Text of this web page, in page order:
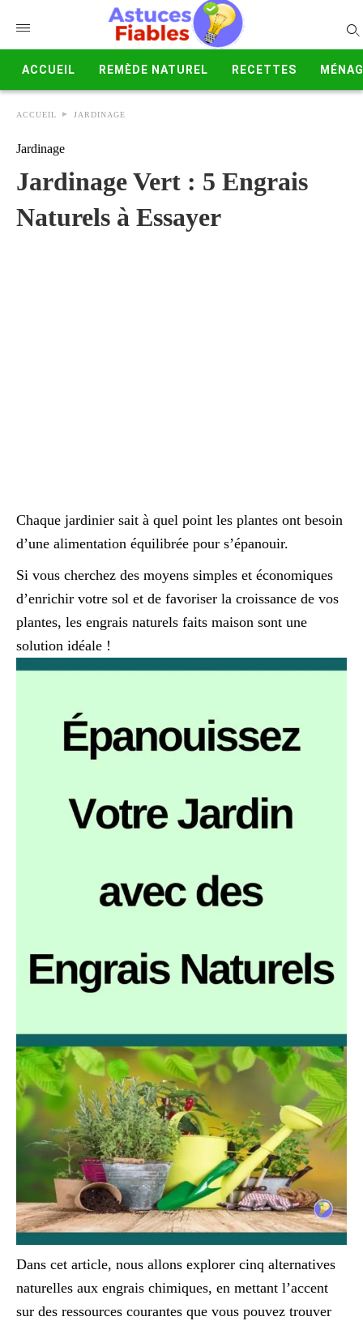
ACCUEIL REMÈDE NATUREL RECETTES
ACCUEIL JARDINAGE
Jardinage
Jardinage Vert : 5 Engrais
Naturels à Essayer
Chaque jardinier sait à quel point les plantes ont besoin
d’une alimentation équilibrée pour s’épanouir.
Si vous cherchez des moyens simples et économiques
d’enrichir votre sol et de favoriser la croissance de vos
plantes, les engrais naturels faits maison sont une
solution idéale !
Dans cet article, nous allons explorer cinq alternatives
naturelles aux engrais chimiques, en mettant l’accent
sur des ressources courantes que vous pouvez trouver